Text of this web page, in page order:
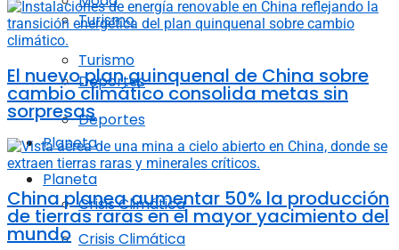
Turismo
Deportes
Planeta
Crisis Climática
Turismo
Deportes
Planeta
Crisis Climática
El nuevo plan quinquenal de China sobre
cambio climático consolida metas sin
sorpresas
China planea aumentar 50% la producción
de tierras raras en el mayor yacimiento del
mundo